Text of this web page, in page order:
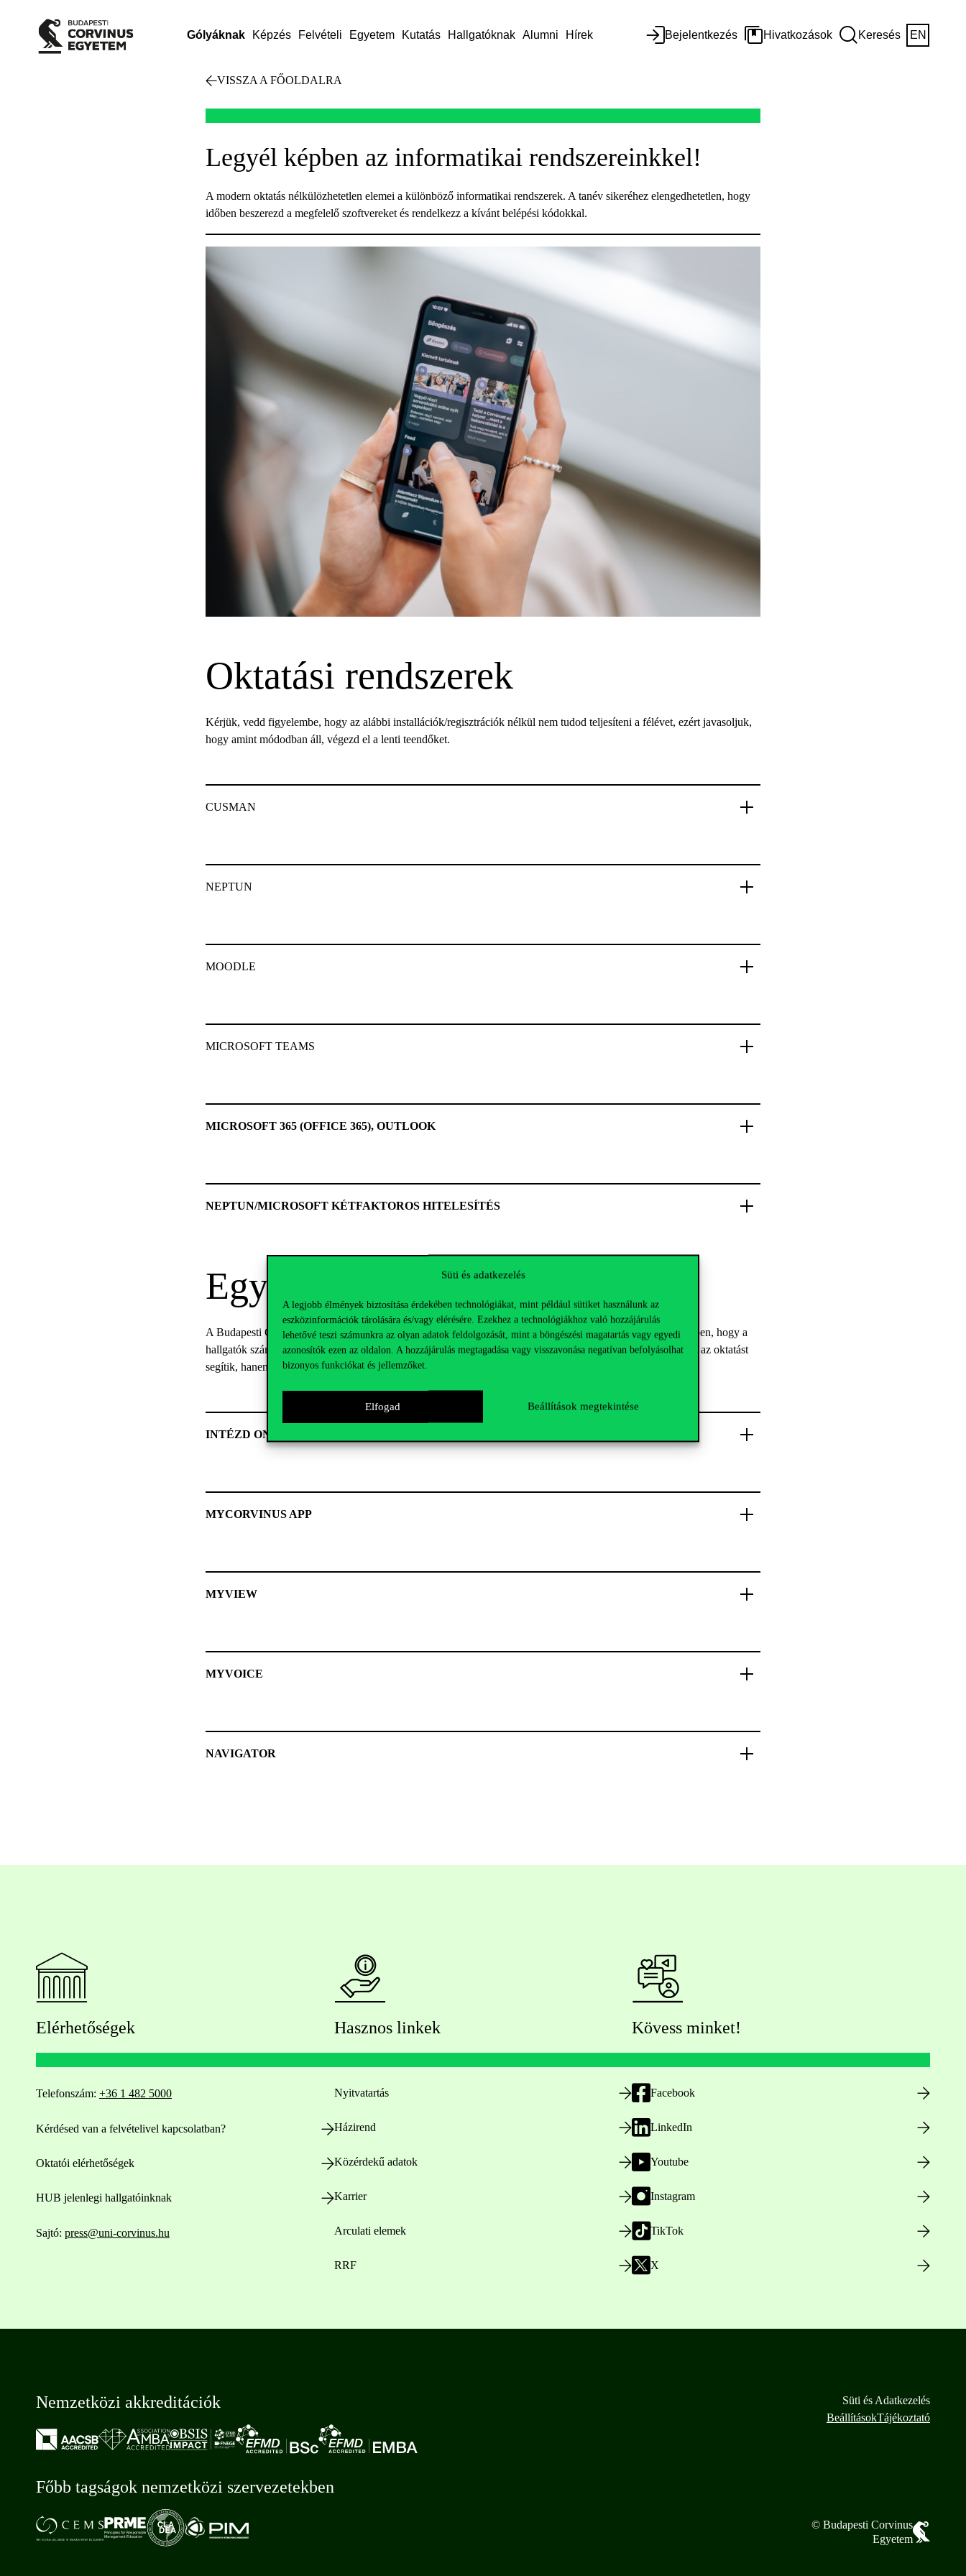
Süti és adatkezelés
A legjobb élmények biztosítása érdekében technológiákat, mint például sütiket használunk az
eszközinformációk tárolására és/vagy elérésére. Ezekhez a technológiákhoz való hozzájárulás
lehetővé teszi számunkra az olyan adatok feldolgozását, mint a böngészési magatartás vagy egyedi
azonosítók ezen az oldalon. A hozzájárulás megtagadása vagy visszavonása negatívan befolyásolhat
bizonyos funkciókat és jellemzőket.
Elfogad Beállítások megtekintése
Gólyáknak Képzés Felvételi Egyetem Kutatás Hallgatóknak Alumni Hírek Bejelentkezés Hivatkozások Keresés EN
VISSZA A FŐOLDALRA
Legyél képben az informatikai rendszereinkkel!
A modern oktatás nélkülözhetetlen elemei a különböző informatikai rendszerek. A tanév sikeréhez elengedhetetlen, hogy
időben beszerezd a megfelelő szoftvereket és rendelkezz a kívánt belépési kódokkal.
Oktatási rendszerek
Kérjük, vedd figyelembe, hogy az alábbi installációk/regisztrációk nélkül nem tudod teljesíteni a félévet, ezért javasoljuk,
hogy amint módodban áll, végezd el a lenti teendőket.
CUSMAN
NEPTUN
MOODLE
MICROSOFT TEAMS
MICROSOFT 365 (OFFICE 365), OUTLOOK
NEPTUN/MICROSOFT KÉTFAKTOROS HITELESÍTÉS
Egyetemi rendszerek
A Budapesti Corvinus Egyetem az elmúlt években jelentős digitális fejlesztéseket hajtott végre annak érdekében, hogy a
hallgatók számára minél kényelmesebb és hatékonyabb legyen az egyetemi élet. Ezek a fejlesztések nemcsak az oktatást
segítik, hanem a diákok mindennapi életét is megkönnyítik.
INTÉZD ONLINE!
MYCORVINUS APP
MYVIEW
MYVOICE
NAVIGATOR
Elérhetőségek
Telefonszám: +36 1 482 5000
Kérdésed van a felvételivel kapcsolatban?
Oktatói elérhetőségek
HUB jelenlegi hallgatóinknak
Sajtó: press@uni-corvinus.hu
Hasznos linkek
Nyitvatartás
Házirend
Közérdekű adatok
Karrier
Arculati elemek
RRF
Kövess minket!
Facebook
LinkedIn
Youtube
Instagram
TikTok
X
Nemzetközi akkreditációk
Főbb tagságok nemzetközi szervezetekben
Süti és Adatkezelés
BeállításokTájékoztató
© Budapesti Corvinus
Egyetem